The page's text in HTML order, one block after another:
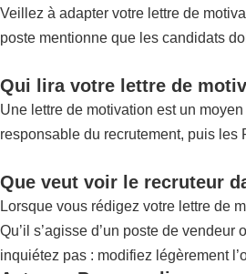
Veillez à adapter votre lettre de
poste mentionne que les candidats
Qui lira votre lettre de
Une lettre de motivation est un
responsable du recrutement, puis les
Que veut voir le recruteur
Lorsque vous rédigez votre lettre de
Qu’il s’agisse d’un poste de
inquiétez pas : modifiez légèrement